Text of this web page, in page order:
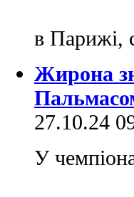
в Парижі,
Жирона
27.10.24
У